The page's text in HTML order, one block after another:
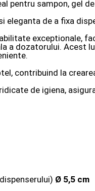
pentru sampon, gel
de a fixa
exceptionale,
a dozatorului.
contribuind la
de igiena,
Ø 5,5 cm